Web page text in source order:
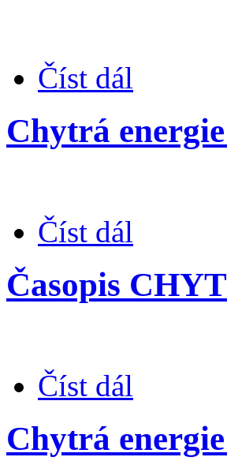
Číst dál
Chytrá
Číst dál
Časopis
Číst dál
Chytrá